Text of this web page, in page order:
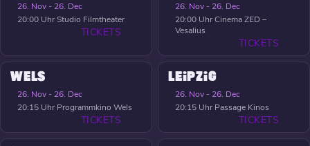
26. Nov - 26. Dec
20:00 UhrStudio Filmtheater
TICKETS
26. Nov - 26. Dec
20:00 UhrCinema ZED –
Vesalius
TICKETS
WELS
26. Nov - 26. Dec
20:15 Uhr Programmkino Wels
TICKETS
LEIPZIG
26. Nov - 26. Dec
20:15 Uhr Passage Kinos
TICKETS